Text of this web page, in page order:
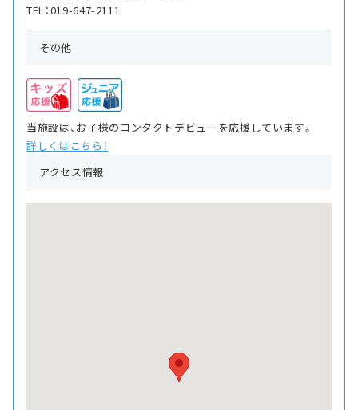
TEL：019-647-2111
その他
当施設は、お子様のコンタクトデビューを応援しています。
詳しくはこちら！
アクセス情報